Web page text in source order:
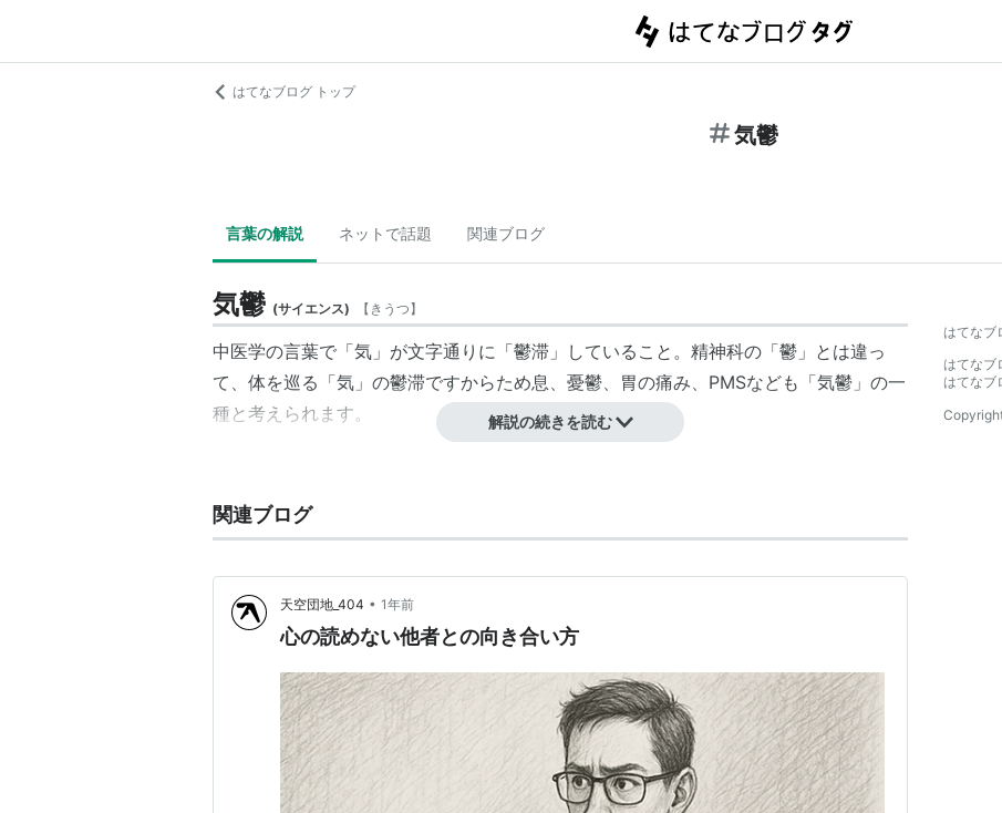
はてなブログ トップ
気鬱
言葉の解説 ネットで話題 関連ブログ
気鬱 (サイエンス) 【 きうつ】
中医学の言葉で「気」が文字通りに「鬱滞」していること。精神科の「鬱」とは違っ
て、体を巡る「気」の鬱滞ですからため息、憂鬱、胃の痛み、PMSなども「気鬱」の一
種と考えられます。
解説の続きを読む
関連ブログ
天空団地_404 • 1年前
心の読めない他者との向き合い方
はてなブ
はてなブ
はてなブ